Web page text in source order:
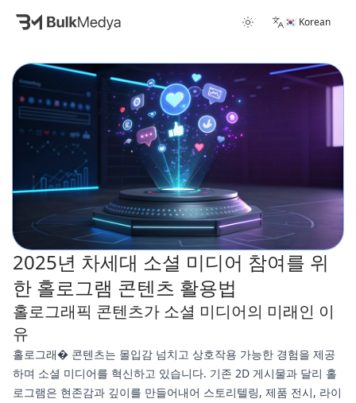
🇰🇷 Korean
2025년 차세대 소셜 미디어 참여를 위
한 홀로그램 콘텐츠 활용법
홀로그래픽 콘텐츠가 소셜 미디어의 미래인 이
유
홀로그래� 콘텐츠는 몰입감 넘치고 상호작용 가능한 경험을 제공
하며 소셜 미디어를 혁신하고 있습니다. 기존 2D 게시물과 달리 홀
로그램은 현존감과 깊이를 만들어내어 스토리텔링, 제품 전시, 라이